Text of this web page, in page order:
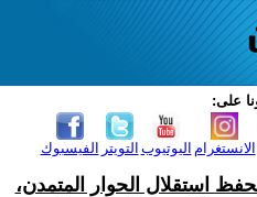
على:
الفيسبوك التويتر اليوتيوب الانستغرام
استقلال الحوار المتمدن،